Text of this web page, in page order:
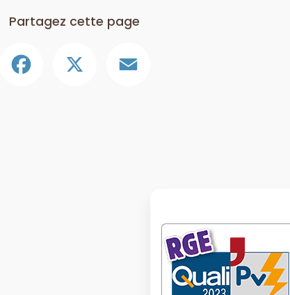
Partagez cette page